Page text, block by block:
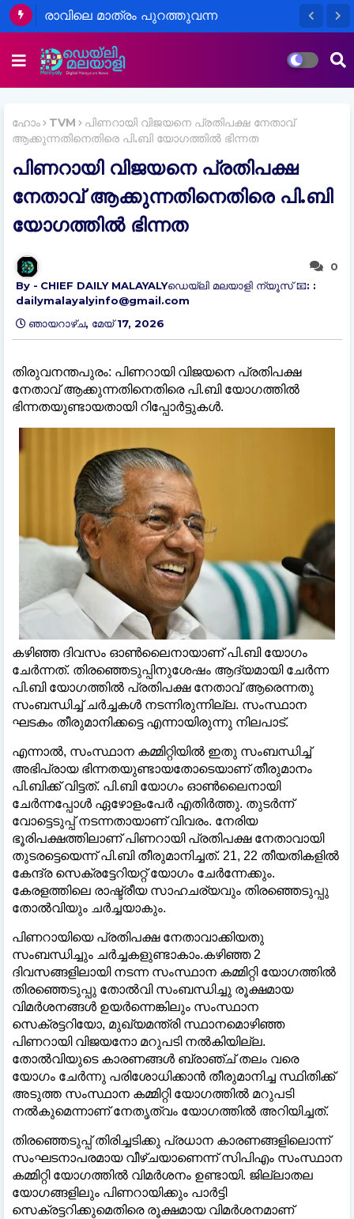
രാവിലെ മാത്രം പുറത്തുവന്ന
വിദ്യാർഥികളെയും രക്ഷിതാക്കളെയും
വലയ്ക്കുന്നതായി ആരോപണം
ഹോം TVM
പിണറായി വിജയനെ പ്രതിപക്ഷ നേതാവ്
ആക്കുന്നതിനെതിരെ പി.ബി യോഗത്തിൽ ഭിന്നത
പിണറായി വിജയനെ പ്രതിപക്ഷ
നേതാവ് ആക്കുന്നതിനെതിരെ പി.ബി
യോഗത്തിൽ ഭിന്നത
0
CHIEF DAILY MALAYALYഡെയ്‌ലി മലയാളി ന്യൂസ് 📧: :
dailymalayalyinfo@gmail.com
ഞായറാഴ്‌ച, മേയ് 17, 2026
തിരുവനന്തപുരം: പിണറായി വിജയനെ പ്രതിപക്ഷ
നേതാവ് ആക്കുന്നതിനെതിരെ പി.ബി യോഗത്തിൽ
ഭിന്നതയുണ്ടായതായി റിപ്പോർട്ടുകൾ.
കഴിഞ്ഞ ദിവസം ഓൺലൈനായാണ് പി.ബി യോഗം
ചേർന്നത്. തിരഞ്ഞെടുപ്പിനുശേഷം ആദ്യമായി ചേർന്ന
പി.ബി യോഗത്തിൽ പ്രതിപക്ഷ നേതാവ് ആരെന്നതു
സംബന്ധിച്ച് ചർച്ചകൾ നടന്നിരുന്നില്ല. സംസ്ഥാന
ഘടകം തീരുമാനിക്കട്ടെ എന്നായിരുന്നു നിലപാട്.
എന്നാൽ, സംസ്ഥാന കമ്മിറ്റിയിൽ ഇതു സംബന്ധിച്ച്
അഭിപ്രായ ഭിന്നതയുണ്ടായതോടെയാണ് തീരുമാനം
പി.ബിക്ക് വിട്ടത്. പി.ബി യോഗം ഓൺലൈനായി
ചേർന്നപ്പോൾ ഏഴോളംപേർ എതിർത്തു. തുടർന്ന്
വോട്ടെടുപ്പ് നടന്നതായാണ് വിവരം. നേരിയ
ഭൂരിപക്ഷത്തിലാണ് പിണറായി പ്രതിപക്ഷ നേതാവായി
തുടരട്ടെയെന്ന് പി.ബി തീരുമാനിച്ചത്. 21, 22 തീയതികളിൽ
കേന്ദ്ര സെക്രട്ടേറിയറ്റ് യോഗം ചേർന്നേക്കും.
കേരളത്തിലെ രാഷ്ട്രീയ സാഹചര്യവും തിരഞ്ഞെടുപ്പു
തോൽവിയും ചർച്ചയാകും.
പിണറായിയെ പ്രതിപക്ഷ നേതാവാക്കിയതു
സംബന്ധിച്ചും ചർച്ചകളുണ്ടാകാം.കഴിഞ്ഞ 2
ദിവസങ്ങളിലായി നടന്ന സംസ്ഥാന കമ്മിറ്റി യോഗത്തിൽ
തിരഞ്ഞെടുപ്പു തോൽവി സംബന്ധിച്ചു രൂക്ഷമായ
വിമർശനങ്ങൾ ഉയർന്നെങ്കിലും സംസ്ഥാന
സെക്രട്ടറിയോ, മുഖ്യമന്ത്രി സ്ഥാനമൊഴിഞ്ഞ
പിണറായി വിജയനോ മറുപടി നൽകിയില്ല.
തോൽവിയുടെ കാരണങ്ങൾ ബ്രാഞ്ച് തലം വരെ
യോഗം ചേർന്നു പരിശോധിക്കാൻ തീരുമാനിച്ച സ്ഥിതിക്ക്
അടുത്ത സംസ്ഥാന കമ്മിറ്റി യോഗത്തിൽ മറുപടി
നൽകുമെന്നാണ് നേതൃത്വം യോഗത്തിൽ അറിയിച്ചത്.
തിരഞ്ഞെടുപ്പ് തിരിച്ചടിക്കു പ്രധാന കാരണങ്ങളിലൊന്ന്
സംഘടനാപരമായ വീഴ്ചയാണെന്ന് സിപിഎം സംസ്ഥാന
കമ്മിറ്റി യോഗത്തിൽ വിമർശനം ഉണ്ടായി. ജില്ലാതല
യോഗങ്ങളിലും പിണറായിക്കും പാർട്ടി
സെക്രട്ടറിക്കുമെതിരെ രൂക്ഷമായ വിമർശനമാണ്